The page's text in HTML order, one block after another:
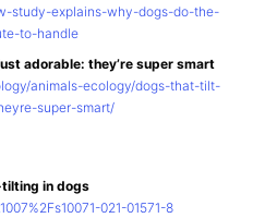
study-explains-why-dogs-do-the-
to-handle
adorable: they’re super smart
animals-ecology/dogs-that-tilt-
super-smart/
in dogs
021-01571-8